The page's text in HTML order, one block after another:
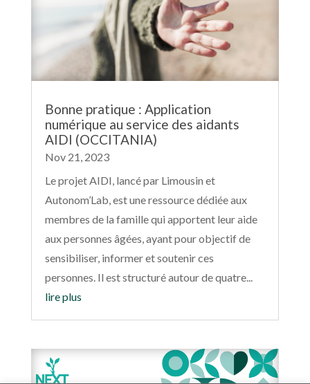
Bonne pratique : Application
numérique au service des aidants
AIDI (OCCITANIA)
Nov 21, 2023
Le projet AIDI, lancé par Limousin et
Autonom’Lab, est une ressource dédiée aux
membres de la famille qui apportent leur aide
aux personnes âgées, ayant pour objectif de
sensibiliser, informer et soutenir ces
personnes. Il est structuré autour de quatre...
lire plus